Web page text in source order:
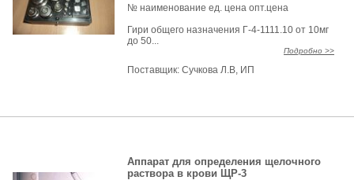
№ наименование ед. цена опт.цена
Гири общего назначения Г-4-1111.10 от 10мг
до 50...
Подробно >>
Поставщик:Сучкова Л.В, ИП
Аппарат для определения щелочного
раствора в крови ЩР-3